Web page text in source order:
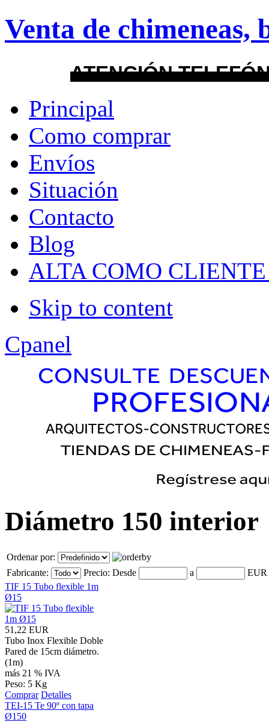
Venta de chimeneas,
ATENCIÓN
Principal
Como comprar
Envíos
Situación
Contacto
Blog
ALTA COMO
Skip to content
About Guides FAQs
Layout
default
android
Menu Style
Mega
Css
Dropline
Split
Cpanel
Diámetro 150 interior
Ordenar por:
Fabricante:
Precio: Desde a
EUR
TIF 15 Tubo flexible 1m
Ø15
51,22 EUR
Tubo Inox Flexible Doble
Pared de 15cm diámetro.
(1m)
más 21 % IVA
Peso: 5 Kg
Comprar Detalles
TEI-15 Te 90º con tapa
Ø150